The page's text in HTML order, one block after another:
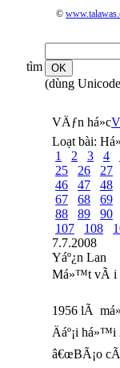
©
tìm
(dùng
VÄƒn há»c
Loạt bài:
1
2 3 4
25
26 27
46
47 48
67
68 69
88
89 90
107
108
7.7.2008
Yáº¿n Lan
Má»™t vÃ i
1956 lÃ
Äáº¡i
â€œBÃ¡o